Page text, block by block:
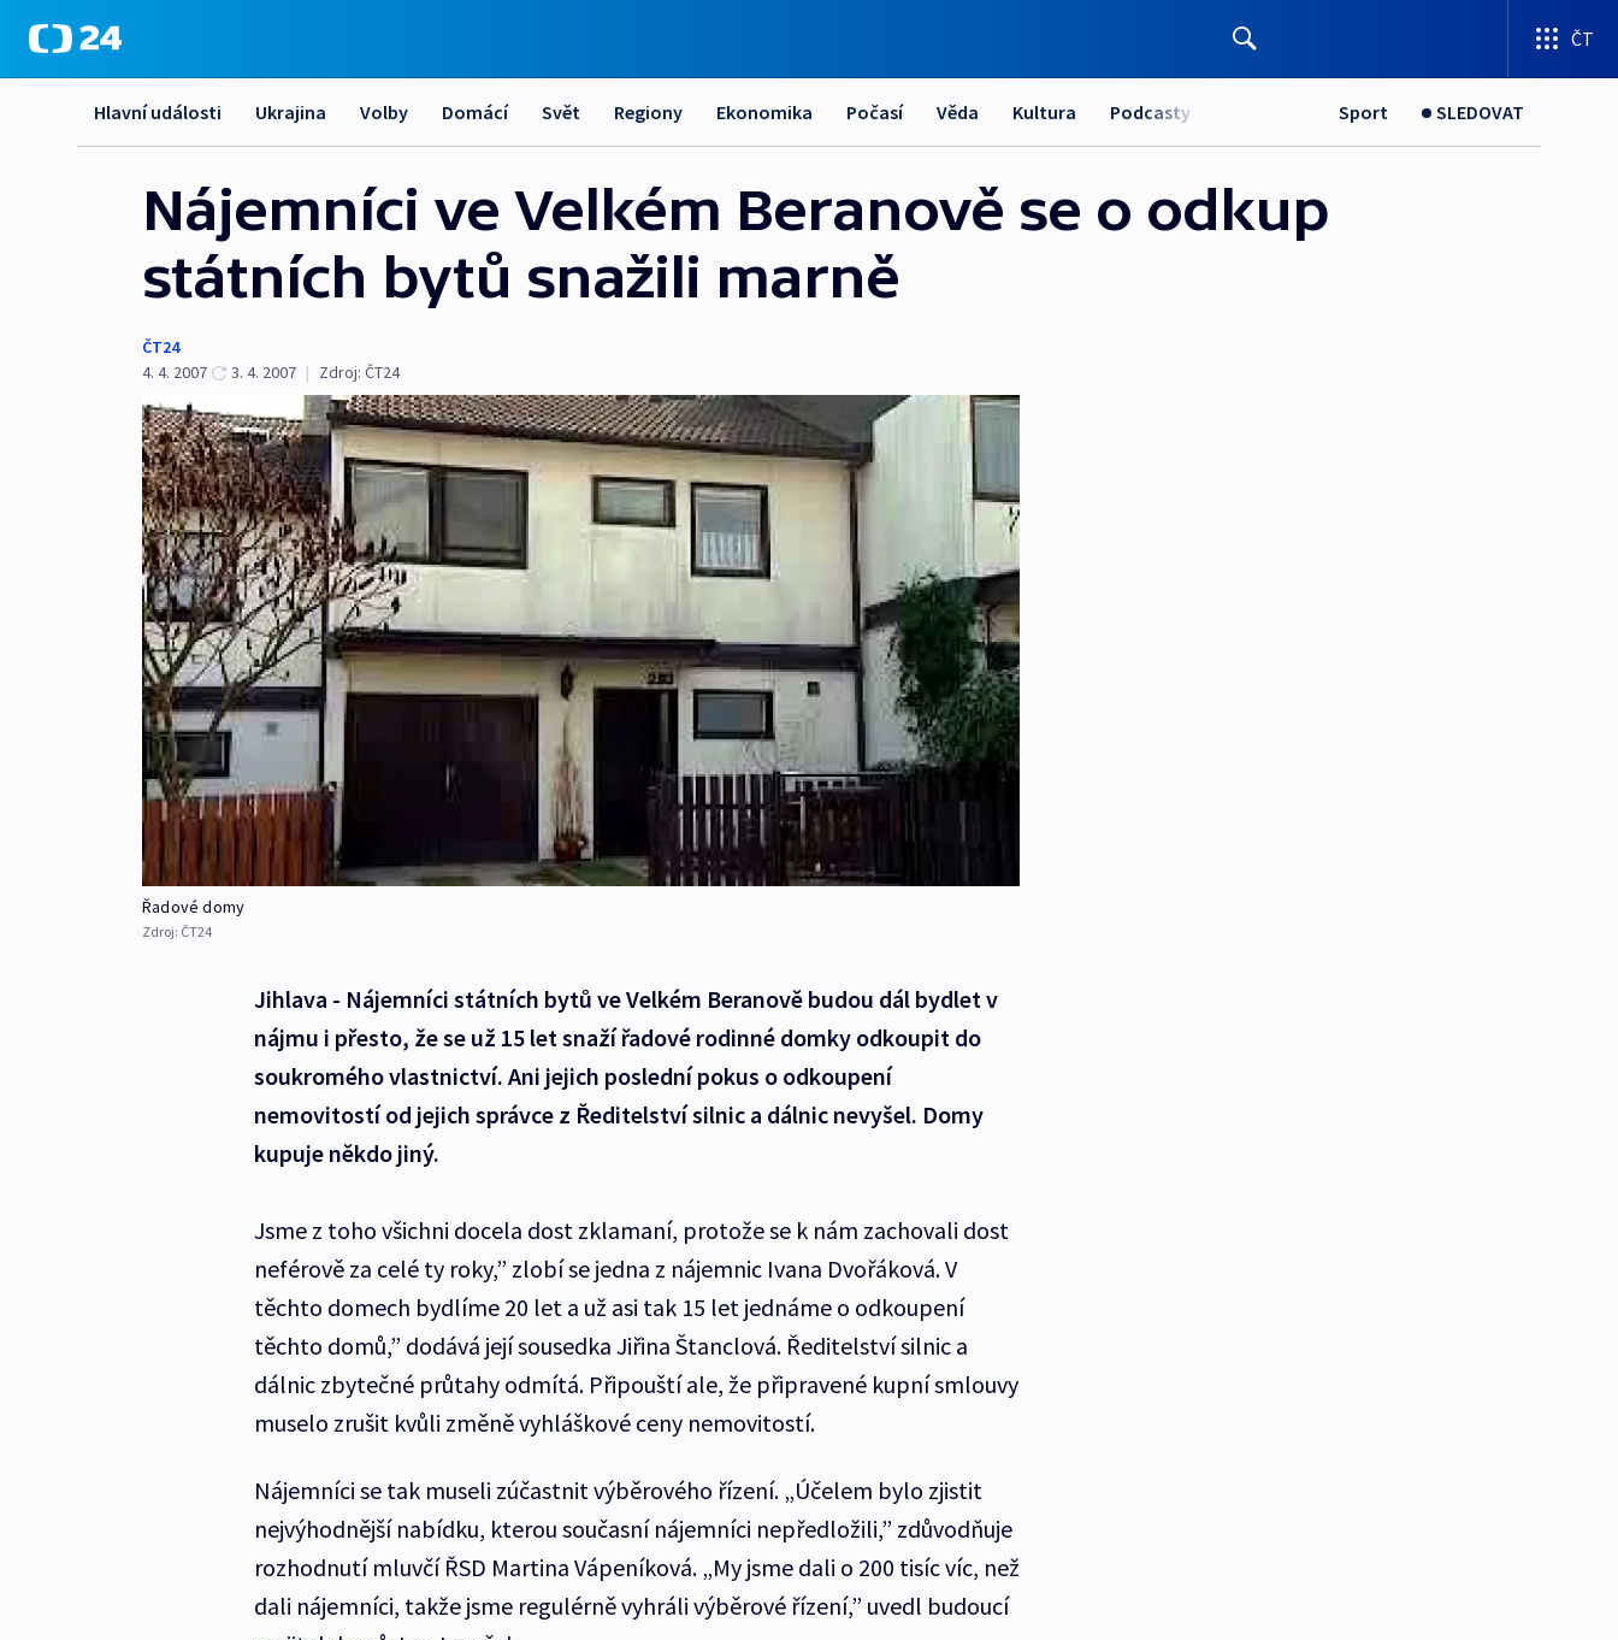
ČT
Hlavní události Ukrajina Volby Domácí Svět Regiony Ekonomika Počasí Věda Kultura Podcasty Sport SLEDOVAT
Nájemníci ve Velkém Beranově se o odkup
státních bytů snažili marně
ČT24
4. 4. 2007
3. 4. 2007 | Zdroj: ČT24
Řadové domy
Zdroj: ČT24
Jihlava - Nájemníci státních bytů ve Velkém Beranově budou dál bydlet v
nájmu i přesto, že se už 15 let snaží řadové rodinné domky odkoupit do
soukromého vlastnictví. Ani jejich poslední pokus o odkoupení
nemovitostí od jejich správce z Ředitelství silnic a dálnic nevyšel. Domy
kupuje někdo jiný.
Jsme z toho všichni docela dost zklamaní, protože se k nám zachovali dost
neférově za celé ty roky,” zlobí se jedna z nájemnic Ivana Dvořáková. V
těchto domech bydlíme 20 let a už asi tak 15 let jednáme o odkoupení
těchto domů,” dodává její sousedka Jiřina Štanclová. Ředitelství silnic a
dálnic zbytečné průtahy odmítá. Připouští ale, že připravené kupní smlouvy
muselo zrušit kvůli změně vyhláškové ceny nemovitostí.
Nájemníci se tak museli zúčastnit výběrového řízení. „Účelem bylo zjistit
nejvýhodnější nabídku, kterou současní nájemníci nepředložili,” zdůvodňuje
rozhodnutí mluvčí ŘSD Martina Vápeníková. „My jsme dali o 200 tisíc víc, než
dali nájemníci, takže jsme regulérně vyhráli výběrové řízení,” uvedl budoucí